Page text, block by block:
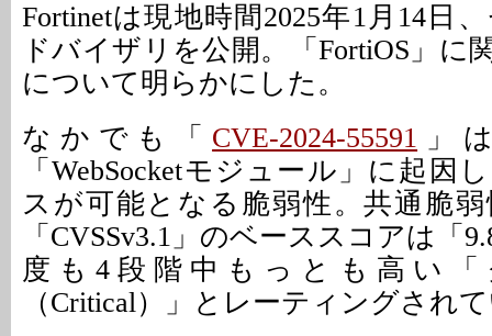
Fortinetは現地時間2025年1月14日
ドバイザリを公開。「FortiOS」に
について明らかにした。
なかでも「 CVE-2024-55591 」
「WebSocketモジュール」に起因
スが可能となる脆弱性。共通脆
「CVSSv3.1」のベーススコアは「
度も4段階中もっとも高い
（Critical）」とレーティングされ